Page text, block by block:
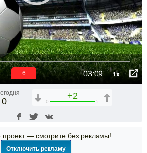
03:09 1x
6
0
+2
0 2
проект — смотрите без рекламы!
Отключить рекламу